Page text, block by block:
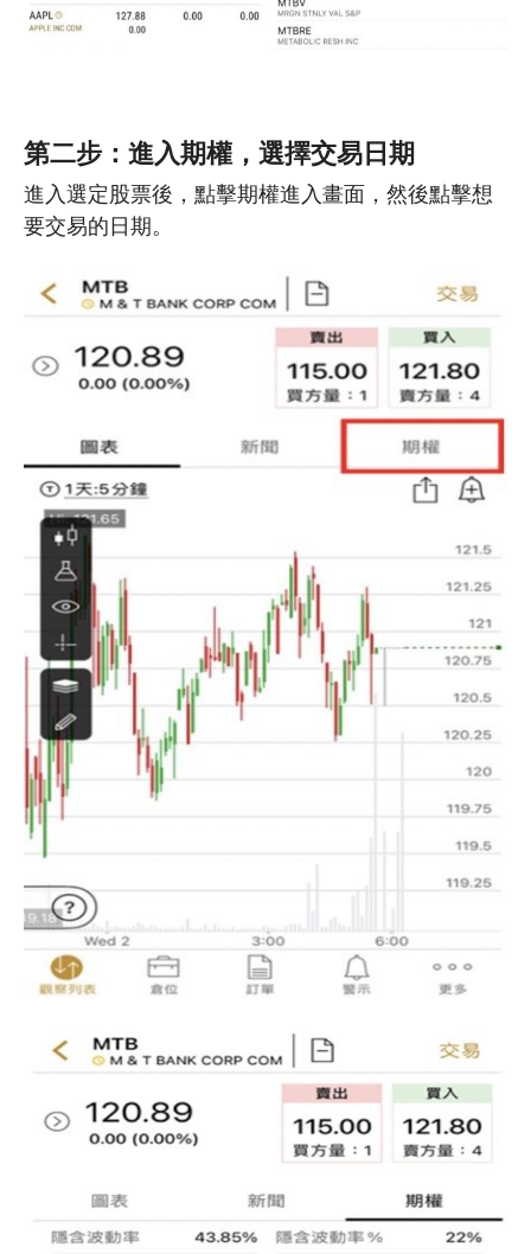
第二步：進入期權，選擇交易日期
進入選定股票後，點擊期權進入畫面，然後點擊想
要交易的日期。